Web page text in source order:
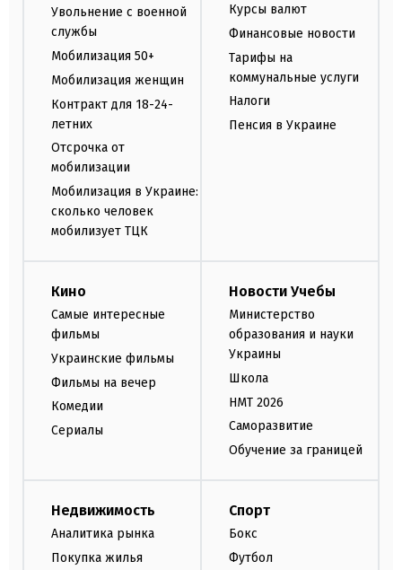
Увольнение с военной
службы
Мобилизация 50+
Мобилизация женщин
Контракт для 18-24-
летних
Отсрочка от
мобилизации
Мобилизация в Украине:
сколько человек
мобилизует ТЦК
Курсы валют
Финансовые новости
Тарифы на
коммунальные услуги
Налоги
Пенсия в Украине
Кино
Самые интересные
фильмы
Украинские фильмы
Фильмы на вечер
Комедии
Сериалы
Новости Учебы
Министерство
образования и науки
Украины
Школа
НМТ 2026
Саморазвитие
Обучение за границей
Недвижимость
Аналитика рынка
Покупка жилья
Спорт
Бокс
Футбол